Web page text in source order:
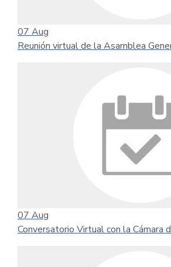
07 Aug
Reunión virtual de la Asamblea
07 Aug
Conversatorio Virtual con la Cámara